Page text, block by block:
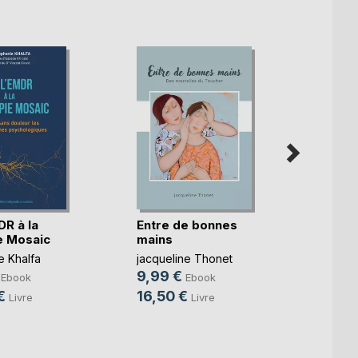
à la
Mosaic
Khalfa
Ebook
Livre
Entre de bonnes
mains
jacqueline Thonet
9,99 € Ebook
16,50 € Livre